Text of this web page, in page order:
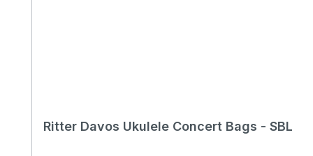
Ritter Davos Ukulele Concert Bags - SBL